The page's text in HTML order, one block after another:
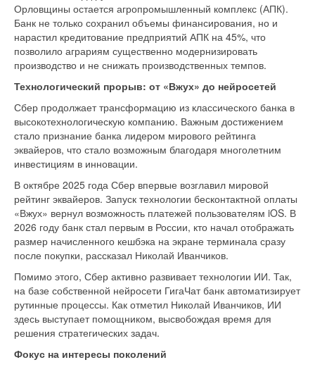
Орловщины остается агропромышленный комплекс (АПК).
Банк не только сохранил объемы финансирования, но и
нарастил кредитование предприятий АПК на 45%, что
позволило аграриям существенно модернизировать
производство и не снижать производственных темпов.
Технологический прорыв: от «Вжух» до нейросетей
Сбер продолжает трансформацию из классического банка в
высокотехнологическую компанию. Важным достижением
стало признание банка лидером мирового рейтинга
эквайеров, что стало возможным благодаря многолетним
инвестициям в инновации.
В октябре 2025 года Сбер впервые возглавил мировой
рейтинг эквайеров. Запуск технологии бесконтактной оплаты
«Вжух» вернул возможность платежей пользователям iOS. В
2026 году банк стал первым в России, кто начал отображать
размер начисленного кешбэка на экране терминала сразу
после покупки, рассказал Николай Иванчиков.
Помимо этого, Сбер активно развивает технологии ИИ. Так,
на базе собственной нейросети ГигаЧат банк автоматизирует
рутинные процессы. Как отметил Николай Иванчиков, ИИ
здесь выступает помощником, высвобождая время для
решения стратегических задач.
Фокус на интересы поколений